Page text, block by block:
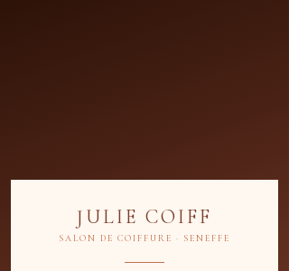
JULIE COIFF
SALON DE COIFFURE · SENEFFE